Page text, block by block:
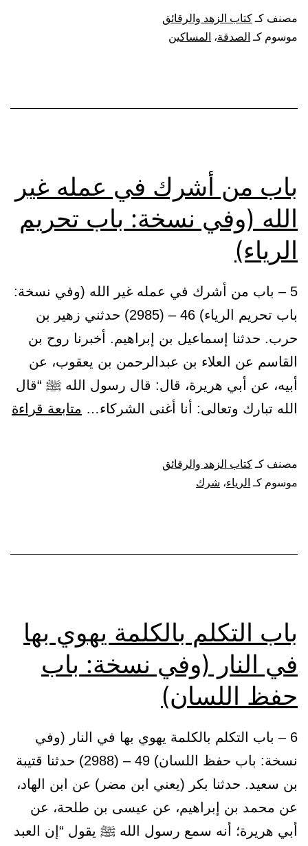
مصنف كـ كتاب الزهد والرقائق
موسوم كـ الصدقة، المساكين
باب من أشرك في عمله غير
الله (وفي نسخة: باب تحريم
الرياء)
5 – باب من أشرك في عمله غير الله (وفي نسخة:
باب تحريم الرياء) 46 – (2985) حدثني زهير بن
حرب. حدثنا إسماعيل بن إبراهيم. أخبرنا روح بن
القاسم عن العلاء بن عبدالرحمن بن يعقوب، عن
أبيه، عن أبي هريرة، قال: قال رسول الله ﷺ “قال
الله تبارك وتعالى: أنا أغنى الشركاء… متابعة قراءة
مصنف كـ كتاب الزهد والرقائق
موسوم كـ الرياء، شرك
باب التكلم بالكلمة يهوي بها
في النار (وفي نسخة: باب
حفظ اللسان)
6 – باب التكلم بالكلمة يهوي بها في النار (وفي
نسخة: باب حفظ اللسان) 49 – (2988) حدثنا قتيبة
بن سعيد. حدثنا بكر (يعني ابن مضر) عن ابن الهاد،
عن محمد بن إبراهيم، عن عيسى بن طلحة، عن
أبي هريرة؛ أنه سمع رسول الله ﷺ يقول “إن العبد